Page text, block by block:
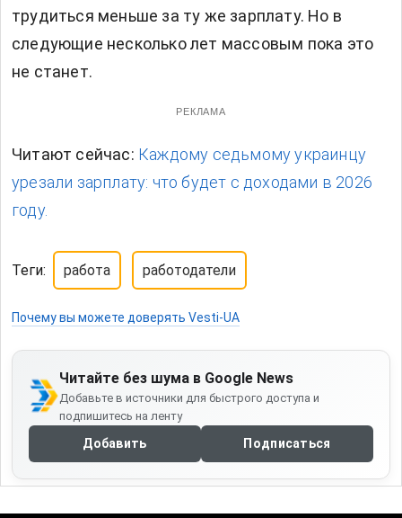
трудиться меньше за ту же зарплату. Но в
следующие несколько лет массовым пока это
не станет.
РЕКЛАМА
Читают сейчас: Каждому седьмому украинцу
урезали зарплату: что будет с доходами в 2026
году.
Теги: работа работодатели
Почему вы можете доверять Vesti-UA
Читайте без шума в Google News
Добавьте в источники для быстрого доступа и
подпишитесь на ленту
Добавить Подписаться